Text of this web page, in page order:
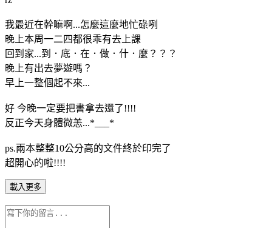
我最近在幹嘛啊...怎麼這麼地忙碌咧
晚上本周一二四都很乖有去上課
回到家...到．底．在．做．什．麼？？？
晚上有出去夢遊嗎？
早上一整個起不來...
好 今晚一定要把書拿去還了!!!!
反正今天身體微恙...*___*
ps.兩本整整10公分高的文件終於印完了
超開心的啦!!!!
載入更多